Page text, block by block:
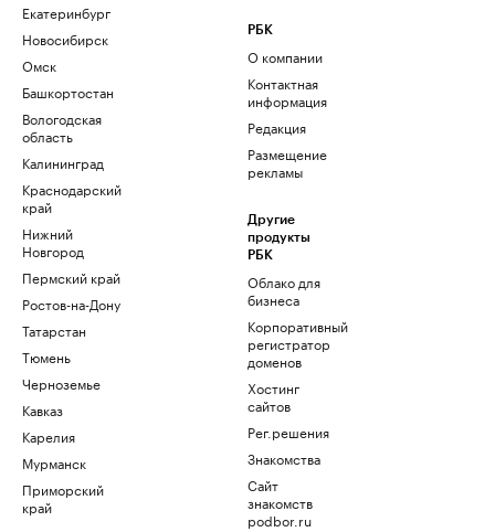
Екатеринбург
Новосибирск
Омск
Башкортостан
Вологодская
область
Калининград
Краснодарский
край
Нижний
Новгород
Пермский край
Ростов-на-Дону
Татарстан
Тюмень
Черноземье
Кавказ
Карелия
Мурманск
Приморский
край
РБК
О компании
Контактная
информация
Редакция
Размещение
рекламы
Другие
продукты
РБК
Облако для
бизнеса
Корпоративный
регистратор
доменов
Хостинг
сайтов
Рег.решения
Знакомства
Сайт
знакомств
podbor.ru